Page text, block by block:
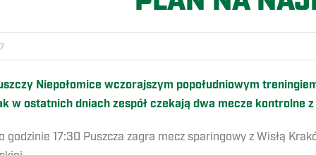
Niepołomice wczorajszym popołudniowym
w ostatnich dniach zespół czekają dwa mecze kontrolne
godzinie 17:30 Puszcza zagra mecz sparingowy z Wisłą